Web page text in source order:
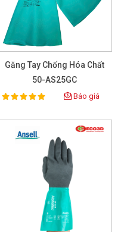
Găng Tay Chống Hóa Chất
50-AS25GC
Rating:
100% Báo giá